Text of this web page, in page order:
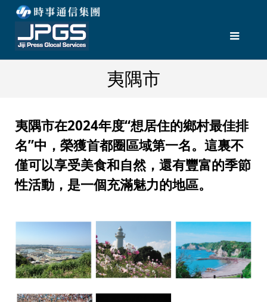
夷隅市
夷隅市在2024年度“想居住的鄉村最佳排
名”中，榮獲首都圈區域第一名。這裏不
僅可以享受美食和自然，還有豐富的季節
性活動，是一個充滿魅力的地區。